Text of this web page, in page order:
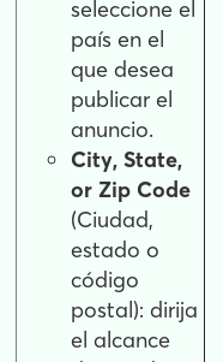
seleccione el
país en el
que desea
publicar el
anuncio.
City, State,
or Zip Code
(Ciudad,
estado o
código
postal): dirija
el alcance